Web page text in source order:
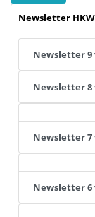
Newsletter
Newsletter 9
Newsletter 8
Newsletter 7
Newsletter 6